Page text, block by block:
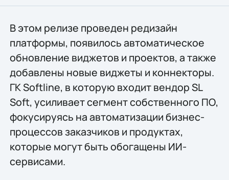
В этом релизе проведен редизайн
платформы, появилось автоматическое
обновление виджетов и проектов, а также
добавлены новые виджеты и коннекторы.
ГК Softline, в которую входит вендор SL
Soft, усиливает сегмент собственного ПО,
фокусируясь на автоматизации бизнес-
процессов заказчиков и продуктах,
которые могут быть обогащены ИИ-
сервисами.